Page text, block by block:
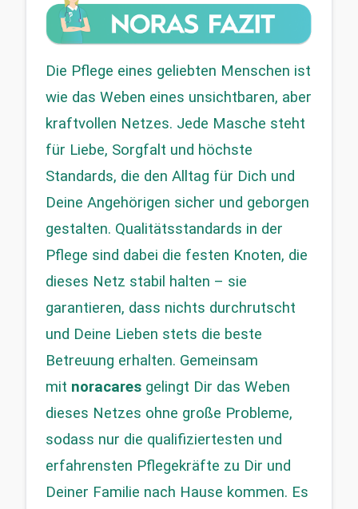
Die Pflege eines geliebten Menschen ist
wie das Weben eines unsichtbaren, aber
kraftvollen Netzes. Jede Masche steht
für Liebe, Sorgfalt und höchste
Standards, die den Alltag für Dich und
Deine Angehörigen sicher und geborgen
gestalten. Qualitätsstandards in der
Pflege sind dabei die festen Knoten, die
dieses Netz stabil halten – sie
garantieren, dass nichts durchrutscht
und Deine Lieben stets die beste
Betreuung erhalten. Gemeinsam
mit noracares gelingt Dir das Weben
dieses Netzes ohne große Probleme,
sodass nur die qualifiziertesten und
erfahrensten Pflegekräfte zu Dir und
Deiner Familie nach Hause kommen. Es